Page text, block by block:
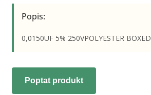
Popis:
0,0150UF 5% 250VPOLYESTER BOXED
Poptat produkt